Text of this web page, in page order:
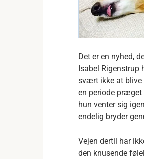
Det er en nyhed,
Isabel Rigenstrup
svært ikke at blive
en periode præget
hun venter sig
endelig bryder
Vejen dertil har
den knusende